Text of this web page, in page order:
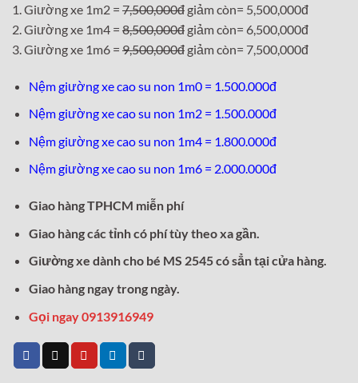
1. Giường xe 1m2 = 7,500,000đ giảm còn= 5,500,000đ
2. Giường xe 1m4 = 8,500,000đ giảm còn= 6,500,000đ
3. Giường xe 1m6 = 9,500,000đ giảm còn= 7,500,000đ
Nệm giường xe cao su non 1m0 = 1.500.000đ
Nệm giường xe cao su non 1m2 = 1.500.000đ
Nệm giường xe cao su non 1m4 = 1.800.000đ
Nệm giường xe cao su non 1m6 = 2.000.000đ
Giao hàng TPHCM miễn phí
Giao hàng các tỉnh có phí tùy theo xa gần.
Giường xe dành cho bé MS 2545 có sẳn tại cửa hàng.
Giao hàng ngay trong ngày.
Gọi ngay 0913916949